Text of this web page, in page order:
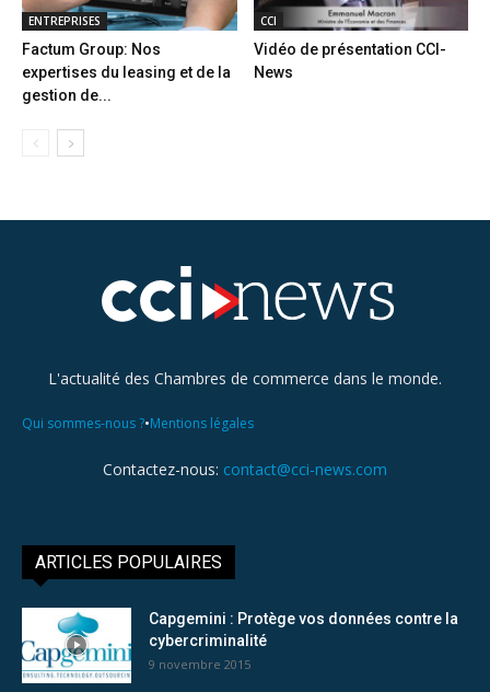
ENTREPRISES
Factum Group: Nos
expertises du leasing et de la
gestion de...
CCI
Vidéo de présentation CCI-
News
L'actualité des Chambres de commerce dans le monde.
Qui sommes-nous ?•Mentions légales
Contactez-nous: contact@cci-news.com
ARTICLES POPULAIRES
Capgemini : Protège vos données contre la
cybercriminalité
9 novembre 2015